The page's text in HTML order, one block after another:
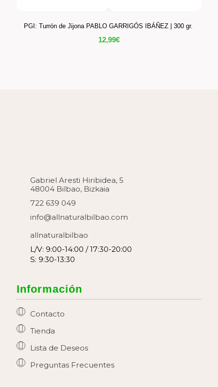
PGI: Turrón de Jijona PABLO GARRIGÓS IBÁÑEZ | 300 gr.
12,99€
Gabriel Aresti Hiribidea, 5
48004 Bilbao, Bizkaia
722 639 049
info@allnaturalbilbao.com
allnaturalbilbao
L/V: 9:00-14:00 / 17:30-20:00
S: 9:30-13:30
Información
Contacto
Tienda
Lista de Deseos
Preguntas Frecuentes